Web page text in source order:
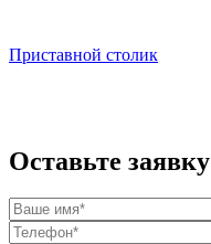
Приставной столик
Оставьте заявку